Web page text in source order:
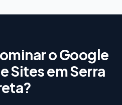
o Google
Sites em Serra